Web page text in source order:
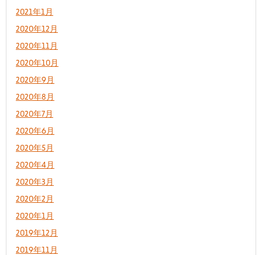
2021年1月
2020年12月
2020年11月
2020年10月
2020年9月
2020年8月
2020年7月
2020年6月
2020年5月
2020年4月
2020年3月
2020年2月
2020年1月
2019年12月
2019年11月